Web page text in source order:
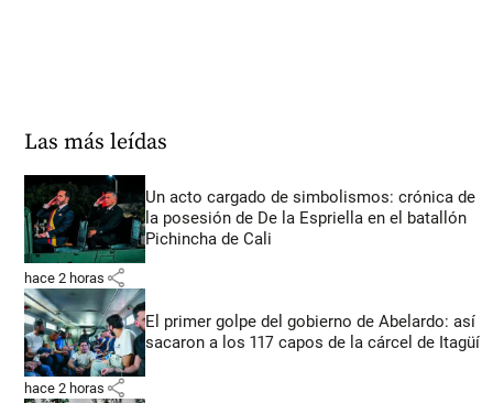
Las más leídas
Un acto cargado de simbolismos: crónica de
la posesión de De la Espriella en el batallón
Pichincha de Cali
hace 2 horas share
El primer golpe del gobierno de Abelardo: así
sacaron a los 117 capos de la cárcel de Itagüí
hace 2 horas share